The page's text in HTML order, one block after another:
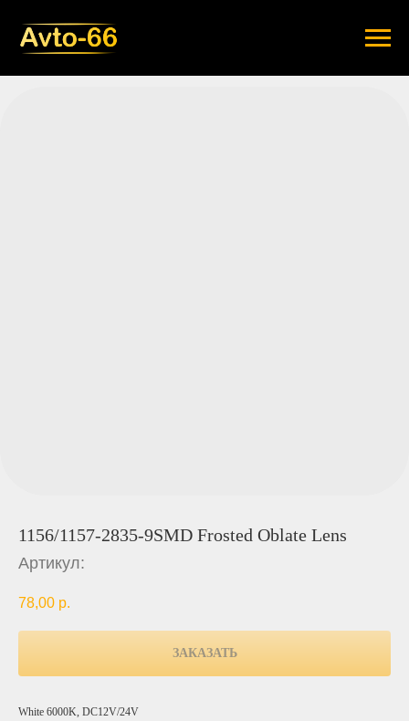
1156/1157-2835-9SMD Frosted Oblate Lens
Артикул:
78,00 р.
ЗАКАЗАТЬ
White 6000K, DC12V/24V